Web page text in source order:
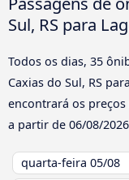
Sul, RS para
Todos os dias, 35
Caxias do Sul, RS
encontrará os
a partir de 06/08/2026
quarta-feira 05/08